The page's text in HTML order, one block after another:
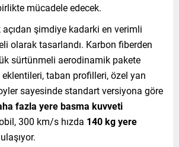
mücadele edecek.
şimdiye kadarki en verimli
olarak tasarlandı. Karbon fiberden
sürtünmeli aerodinamik pakete
taban profilleri, özel yan
sayesinde standart versiyona göre
fazla yere basma kuvveti
300 km/s hızda 140 kg yere
ulaşıyor.